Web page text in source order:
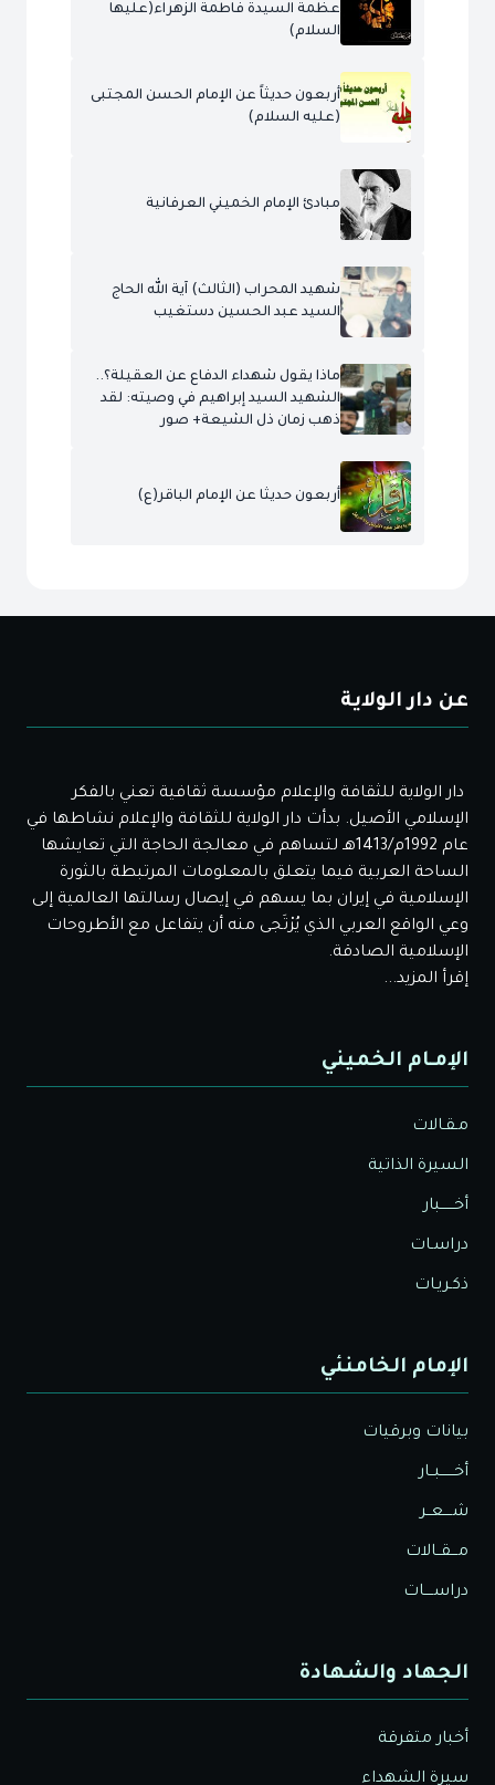
عظمة السيدة فاطمة الزهراء(عليها
السلام)
أربعون حديثاً عن الإمام الحسن المجتبى
(عليه السلام)
مبادئ الإمام الخميني العرفانية
شهيد المحراب (الثالث) آية الله الحاج
السيد عبد الحسين دستغيب
ماذا يقول شهداء الدفاع عن العقيلة؟..
الشهيد السيد إبراهيم في وصيته: لقد
ذهب زمان ذل الشيعة+ صور
أربعون حديثا عن الإمام الباقر(ع)
عن دار الولاية
دار الولاية للثقافة والإعلام مؤسسة ثقافية تعني بالفكر
الإسلامي الأصيل. بدأت دار الولاية للثقافة والإعلام نشاطها في
عام 1992م/1413هـ لتساهم في معالجة الحاجة التي تعايشها
الساحة العربية فيما يتعلق بالمعلومات المرتبطة بالثورة
الإسلامية في إيران بما يسهم في إيصال رسالتها العالمية إلى
وعي الواقع العربي الذي يُرْتَجى منه أن يتفاعل مع الأطروحات
الإسلامية الصادقة.
إقرأ المزيد...
الإمـام الخميني
مـقـالات
السيرة الذاتية
أخــــــبار
دراسـات
ذكـريـات
الإمام الخامنئي
بيانات وبرقيات
أخــــــبــار
شــــعــر
مـــقــالات
دراســــات
الجهاد والشهادة
أخبار متفرقة
سيرة الشهداء